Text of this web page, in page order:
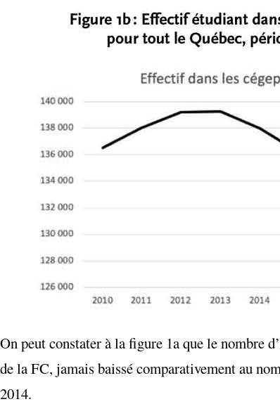
On peut constater à la figure 1a que le nombre
de la FC, jamais baissé comparativement au
2014.